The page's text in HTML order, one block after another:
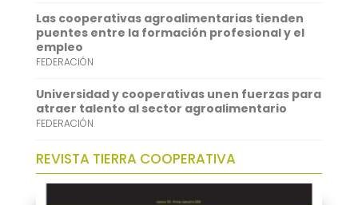
Las cooperativas agroalimentarias tienden
puentes entre la formación profesional y el
empleo
FEDERACIÓN
Universidad y cooperativas unen fuerzas para
atraer talento al sector agroalimentario
FEDERACIÓN
REVISTA TIERRA COOPERATIVA